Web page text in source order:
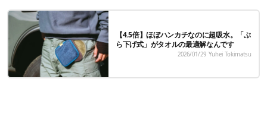
【4.5倍】ほぼハンカチなのに超吸水。「ぶ
ら下げ式」がタオルの最適解なんです
2026/01/29 Yuhei Tokimatsu